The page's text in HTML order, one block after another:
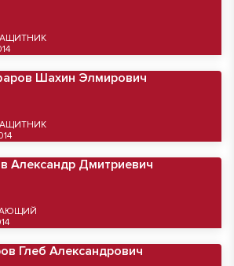
Шахин Элмирович
Александр Дмитриевич
Глеб Александрович